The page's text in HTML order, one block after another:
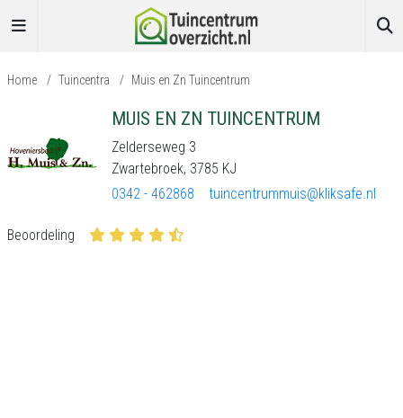
Home / Tuincentra / Muis en Zn Tuincentrum
MUIS EN ZN TUINCENTRUM
Zelderseweg 3
Zwartebroek, 3785 KJ
0342 - 462868
tuincentrummuis@kliksafe.nl
Beoordeling